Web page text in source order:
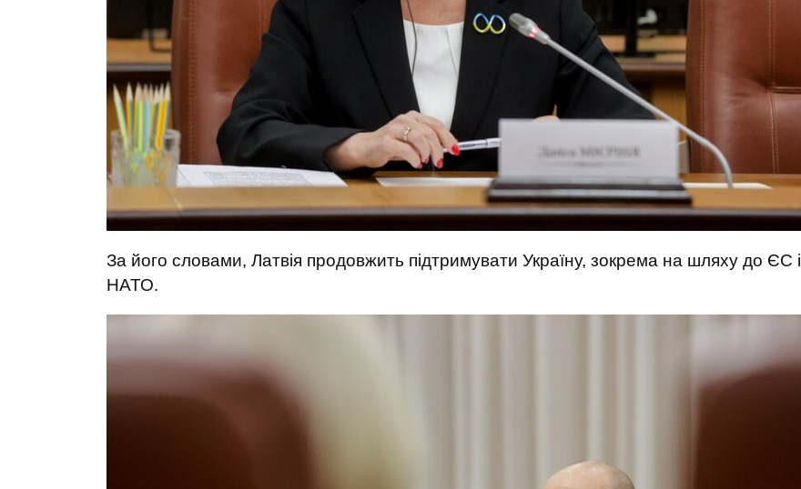
За його словами, Латвія продовжить підтримувати Україну, зокрема на шляху до ЄС і
НАТО.